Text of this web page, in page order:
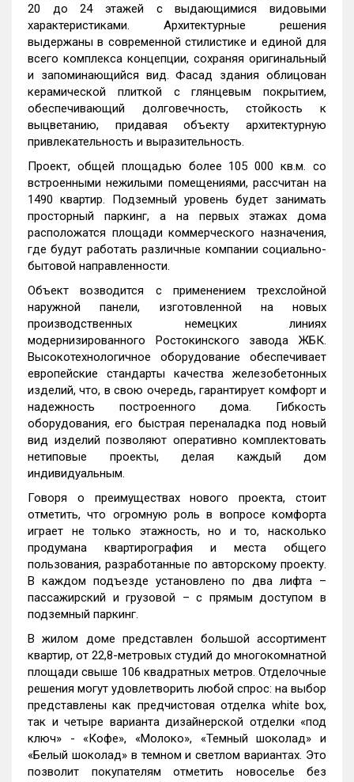
20 до 24 этажей с выдающимися видовыми
характеристиками. Архитектурные решения
выдержаны в современной стилистике и единой для
всего комплекса концепции, сохраняя оригинальный
и запоминающийся вид. Фасад здания облицован
керамической плиткой с глянцевым покрытием,
обеспечивающий долговечность, стойкость к
выцветанию, придавая объекту архитектурную
привлекательность и выразительность.
Проект, общей площадью более 105 000 кв.м. со
встроенными нежилыми помещениями, рассчитан на
1490 квартир. Подземный уровень будет занимать
просторный паркинг, а на первых этажах дома
расположатся площади коммерческого назначения,
где будут работать различные компании социально-
бытовой направленности.
Объект возводится с применением трехслойной
наружной панели, изготовленной на новых
производственных немецких линиях
модернизированного Ростокинского завода ЖБК.
Высокотехнологичное оборудование обеспечивает
европейские стандарты качества железобетонных
изделий, что, в свою очередь, гарантирует комфорт и
надежность построенного дома. Гибкость
оборудования, его быстрая переналадка под новый
вид изделий позволяют оперативно комплектовать
нетиповые проекты, делая каждый дом
индивидуальным.
Говоря о преимуществах нового проекта, стоит
отметить, что огромную роль в вопросе комфорта
играет не только этажность, но и то, насколько
продумана квартирография и места общего
пользования, разработанные по авторскому проекту.
В каждом подъезде установлено по два лифта –
пассажирский и грузовой – с прямым доступом в
подземный паркинг.
В жилом доме представлен большой ассортимент
квартир, от 22,8-метровых студий до многокомнатной
площади свыше 106 квадратных метров. Отделочные
решения могут удовлетворить любой спрос: на выбор
представлены как предчистовая отделка white box,
так и четыре варианта дизайнерской отделки «под
ключ» - «Кофе», «Молоко», «Темный шоколад» и
«Белый шоколад» в темном и светлом вариантах. Это
позволит покупателям отметить новоселье без